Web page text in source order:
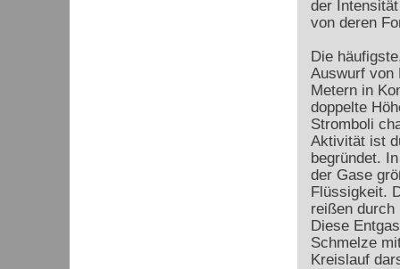
der
von deren
Die
Auswurf von
Metern in
doppelte
Stromboli
Aktivität ist
begründet.
der Gase
Flüssigkeit.
reißen durch
Diese
Schmelze
Kreislauf